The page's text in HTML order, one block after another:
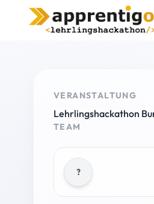
VERANSTALTUNG
Lehrlingshackathon
TEAM
?